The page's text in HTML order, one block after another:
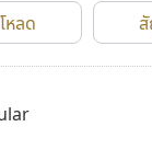
หลด